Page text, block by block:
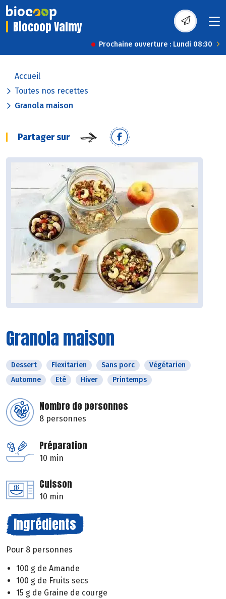
Biocoop Valmy
Prochaine ouverture : Lundi 08:30
Accueil
Toutes nos recettes
Granola maison
Partager sur
Granola maison
Dessert Flexitarien Sans porc
Végétarien
Automne
Eté Hiver Printemps
Nombre de personnes
8 personnes
Préparation
10 min
Cuisson
10 min
Ingrédients
Pour 8 personnes
100 g de Amande
100 g de Fruits secs
15 g de Graine de courge